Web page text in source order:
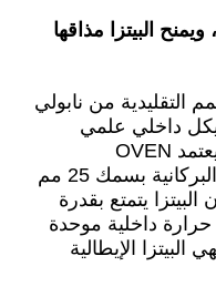
البيتزا مذاقها
التقليدية من نابولي
داخلي علمي
ومعقول ، وحرفة رائعة وممتازة.يعتمد OVEN
GRANDMASTER صخر الحمم البركانية بسمك 25 مم
يتمتع بقدرة
داخلية موحدة
الإيطالية